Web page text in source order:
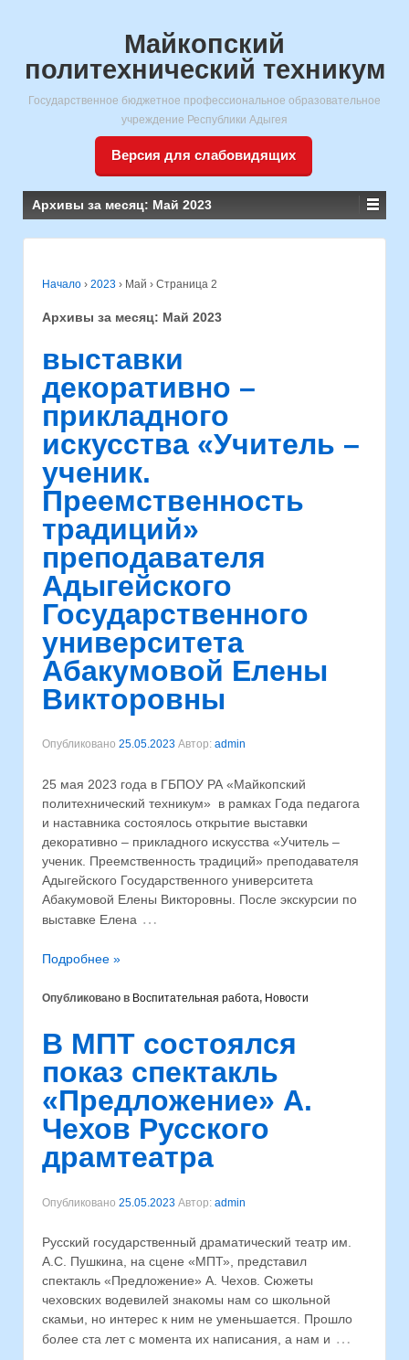
Майкопский
политехнический техникум
Государственное бюджетное профессиональное образовательное
учреждение Республики Адыгея
Версия для слабовидящих
Архивы за месяц: Май 2023
Начало › 2023 › Май › Страница 2
Архивы за месяц: Май 2023
выставки
декоративно –
прикладного
искусства «Учитель –
ученик.
Преемственность
традиций»
преподавателя
Адыгейского
Государственного
университета
Абакумовой Елены
Викторовны
Опубликовано 25.05.2023 Автор: admin
25 мая 2023 года в ГБПОУ РА «Майкопский
политехнический техникум» в рамках Года педагога
и наставника состоялось открытие выставки
декоративно – прикладного искусства «Учитель –
ученик. Преемственность традиций» преподавателя
Адыгейского Государственного университета
Абакумовой Елены Викторовны. После экскурсии по
выставке Елена …
Подробнее »
Опубликовано в Воспитательная работа, Новости
В МПТ состоялся
показ спектакль
«Предложение» А.
Чехов Русского
драмтеатра
Опубликовано 25.05.2023 Автор: admin
Русский государственный драматический театр им.
А.С. Пушкина, на сцене «МПТ», представил
спектакль «Предложение» А. Чехов. Сюжеты
чеховских водевилей знакомы нам со школьной
скамьи, но интерес к ним не уменьшается. Прошло
более ста лет с момента их написания, а нам и …